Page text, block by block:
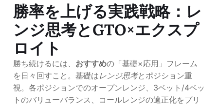
勝率を上げる実践戦略：レ
ンジ思考とGTO×エクスプ
ロイト
勝ち続けるには、 おすすめの「基礎×応用」フレーム
を日々回すこと。基礎はレンジ思考とポジション重
視。各ポジションでのオープンレンジ、3ベット/4ベッ
トのバリューバランス、コールレンジの適正化をプリ